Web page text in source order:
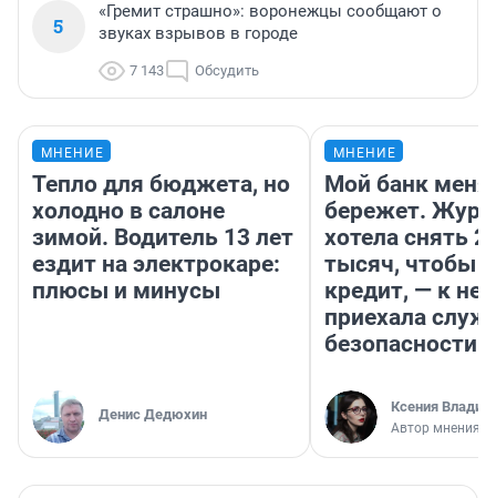
5
«Гремит страшно»: воронежцы сообщают о
звуках взрывов в городе
7 143 Обсудить
МНЕНИЕ
Тепло для бюджета, но
холодно в салоне
зимой. Водитель 13 лет
ездит на электрокаре:
плюсы и минусы
Денис Дедюхин
МНЕНИЕ
Мой банк меня
бережет.
хотела снять
тысяч, чтобы
кредит, — к
приехала
безопасности
Ксения
Автор мнения